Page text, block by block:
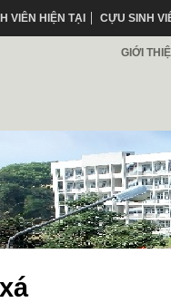
VIÊN HIỆN TẠI CỰU SINH
GIỚI